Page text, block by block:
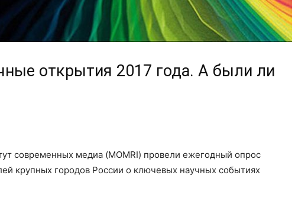
открытия 2017 года. А были ли
современных медиа (MOMRI) провели ежегодный опрос
крупных городов России о ключевых научных событиях